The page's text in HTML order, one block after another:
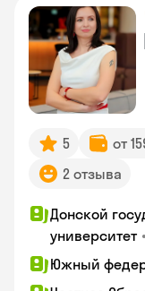
5 от
2 отзыва
Донской
университет •
Южный